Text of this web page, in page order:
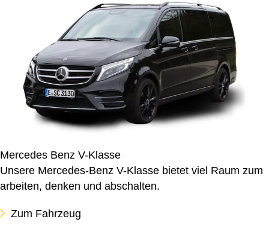
Mercedes Benz V-Klasse
Unsere Mercedes-Benz V-Klasse bietet viel Raum zum
arbeiten, denken und abschalten.
Zum Fahrzeug